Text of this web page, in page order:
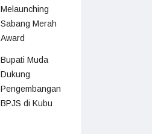
Melaunching
Sabang Merah
Award
Bupati Muda
Dukung
Pengembangan
BPJS di Kubu